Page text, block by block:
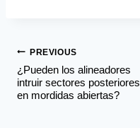
PREVIOUS
¿Pueden los alineadores
intruir sectores posteriores
en mordidas abiertas?